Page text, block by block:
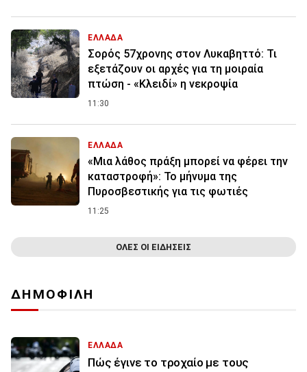
ΕΛΛΑΔΑ
Σορός 57χρονης στον Λυκαβηττό: Τι
εξετάζουν οι αρχές για τη μοιραία
πτώση - «Κλειδί» η νεκροψία
11:30
ΕΛΛΑΔΑ
«Μια λάθος πράξη μπορεί να φέρει την
καταστροφή»: Το μήνυμα της
Πυροσβεστικής για τις φωτιές
11:25
ΟΛΕΣ ΟΙ ΕΙΔΗΣΕΙΣ
ΔΗΜΟΦΙΛΗ
ΕΛΛΑΔΑ
Πώς έγινε το τροχαίο με τους